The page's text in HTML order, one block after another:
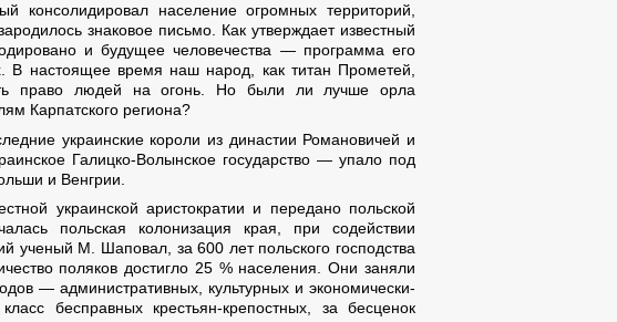
консолидировал население огромных территорий,
знаковое письмо. Как утверждает известный
и будущее человечества — программа его
В настоящее время наш народ, как титан Прометей,
право людей на огонь. Но были ли лучше орла
Карпатского региона?
украинские короли из династии Романовичей и
Галицко-Волынское государство — упало под
и Венгрии.
украинской аристократии и передано польской
польская колонизация края, при содействии
ученый М. Шаповал, за 600 лет польского господства
поляков достигло 25 % населения. Они заняли
— административных, культурных и экономически-
бесправных крестьян-крепостных, за бесценок